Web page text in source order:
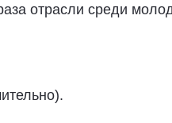
отрасли среди